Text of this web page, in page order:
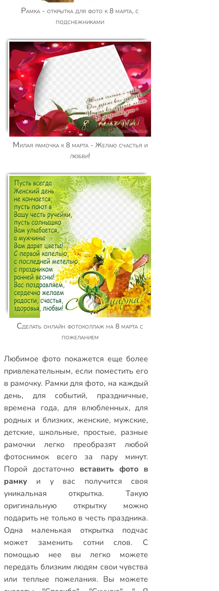
Рамка - открытка для фото к 8 марта, с
подснежниками
Милая рамочка к 8 марта - Желаю счастья и
любви!
Сделать онлайн фотоколлаж на 8 марта c
пожеланием
Любимое фото покажется еще более
привлекательным, если поместить его
в рамочку. Рамки для фото, на каждый
день, для событий, праздничные,
времена года,для влюбленных,для
родных и близких, женские, мужские,
детские, школьные, простые, разные
рамочки легко преобразят любой
фотоснимок всего за пару минут.
Порой достаточно вставить фото в
рамку и у вас получится своя
уникальная открытка. Такую
оригинальную открытку можно
подарить не только в честь праздника.
Одна маленькая открытка подчас
может заменить сотни слов. С
помощью нее вы легко можете
передать близким людям свои чувства
или теплые пожелания. Вы можете